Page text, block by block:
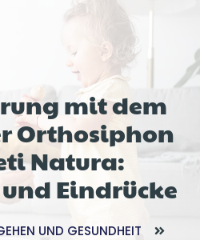
mit dem
Orthosiphon
Natura:
Eindrücke
UND GESUNDHEIT